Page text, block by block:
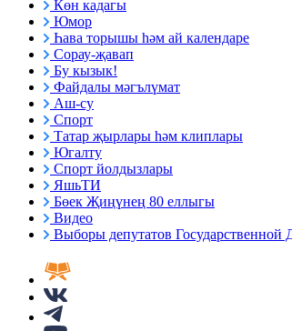
Көн кадагы
Юмор
Һава торышы һәм ай календаре
Сорау-җавап
Бу кызык!
Файдалы мәгълүмат
Аш-су
Спорт
Татар җырлары һәм клиплары
Югалту
Спорт йолдызлары
ЯшьТИ
Бөек Җиңүнең 80 еллыгы
Видео
Выборы депутатов Государственной